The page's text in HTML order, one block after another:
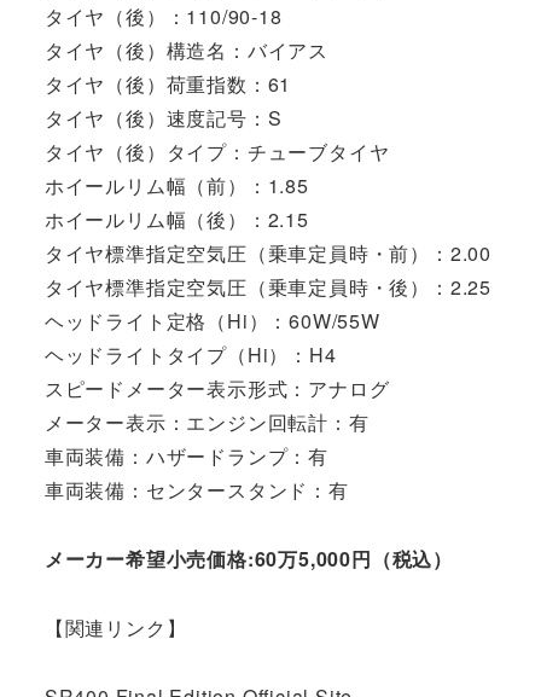
タイヤ（後）：110/90-18
タイヤ（後）構造名：バイアス
タイヤ（後）荷重指数：61
タイヤ（後）速度記号：S
タイヤ（後）タイプ：チューブタイヤ
ホイールリム幅（前）：1.85
ホイールリム幅（後）：2.15
タイヤ標準指定空気圧（乗車定員時・前）：2.00
タイヤ標準指定空気圧（乗車定員時・後）：2.25
ヘッドライト定格（Hi）：60W/55W
ヘッドライトタイプ（Hi）：H4
スピードメーター表示形式：アナログ
メーター表示：エンジン回転計：有
車両装備：ハザードランプ：有
車両装備：センタースタンド：有
メーカー希望小売価格:60万5,000円（税込）
【関連リンク】